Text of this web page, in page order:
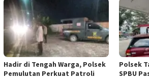
Hadir di Tengah Warga, Polsek
Pemulutan Perkuat Patroli
Polsek
SPBU